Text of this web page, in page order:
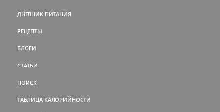
ДНЕВНИК ПИТАНИЯ
РЕЦЕПТЫ
БЛОГИ
СТАТЬИ
ПОИСК
ТАБЛИЦА КАЛОРИЙНОСТИ